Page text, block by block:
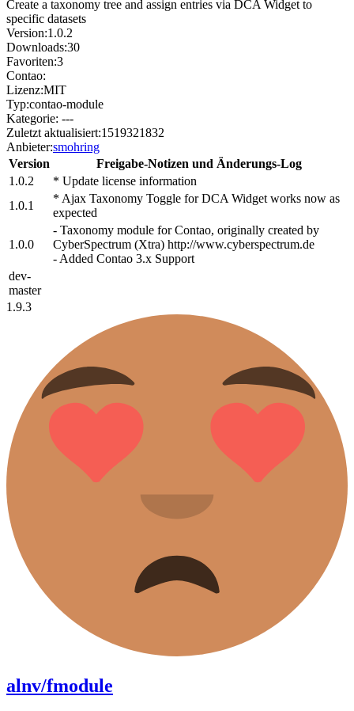
Create a taxonomy tree and assign entries via DCA Widget to
specific datasets
Version:1.0.2
Downloads:30
Favoriten:3
Contao:
Lizenz:MIT
Typ:contao-module
Kategorie: ---
Zuletzt aktualisiert:1519321832
Anbieter:smohring
Version
Freigabe-Notizen und Änderungs-Log
1.0.2
* Update license information
1.0.1
* Ajax Taxonomy Toggle for DCA Widget works now as
expected
1.0.0
- Taxonomy module for Contao, originally created by
CyberSpectrum (Xtra) http://www.cyberspectrum.de
- Added Contao 3.x Support
dev-
master
1.9.3
alnv/fmodule